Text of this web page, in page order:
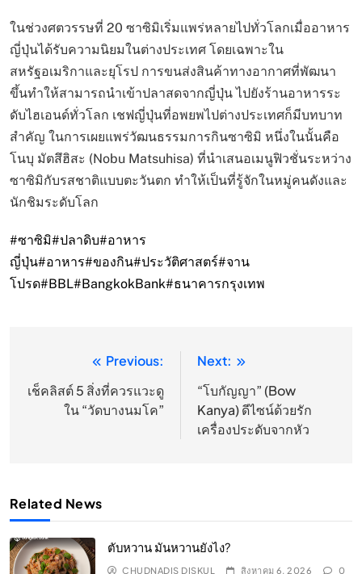
ในช่วงศตวรรษที่ 20 ซาซิมิเริ่มแพร่หลายไปทั่วโลกเมื่ออาหาร
ญี่ปุ่นได้รับความนิยมในต่างประเทศ โดยเฉพาะใน
สหรัฐอเมริกาและยุโรป การขนส่งสินค้าทางอากาศที่พัฒนา
ขึ้นทำให้สามารถนำเข้าปลาสดจากญี่ปุ่น ไปยังร้านอาหารระ
ดับไฮเอนด์ทั่วโลก เชฟญี่ปุ่นที่อพยพไปต่างประเทศก็มีบทบาท
สำคัญ ในการเผยแพร่วัฒนธรรมการกินซาซิมิ หนึ่งในนั้นคือ
โนบุ มัตสึฮิสะ (Nobu Matsuhisa) ที่นำเสนอเมนูฟิวชั่นระหว่าง
ซาซิมิกับรสชาติแบบตะวันตก ทำให้เป็นที่รู้จักในหมู่คนดังและ
นักชิมระดับโลก
#ซาซิมิ#ปลาดิบ#อาหาร
ญี่ปุ่น#อาหาร#ของกิน#ประวัติศาสตร์#จาน
โปรด#BBL#BangkokBank#ธนาคารกรุงเทพ
แนะแนว
เรื่อง
Previous:
เช็คลิสต์ 5 สิ่งที่ควรแวะดู
ใน “วัดบางนมโค”
Next:
“โบกัญญา” (Bow
Kanya) ดีไซน์ด้วยรัก
เครื่องประดับจากหัว
Related News
ตับหวาน มันหวานยังไง?
CHUDNADIS DISKUL สิงหาคม 6, 2026 0